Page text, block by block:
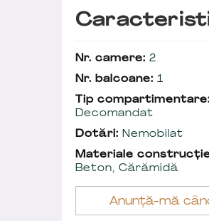
Nr. camere: 2
Nr. balcoane: 1
Tip compartimentare:
Decomandat
Dotări: Nemobilat
Materiale
Beton, Cărămidă
Anunță-mă